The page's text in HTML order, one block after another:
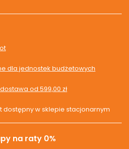
dla jednostek budżetowych
od 599,00 zł
dostępny w sklepie stacjonarnym
na raty 0%